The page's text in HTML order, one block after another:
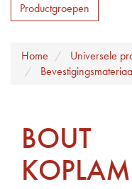
Productgroepen
Home
Universele
BOUT